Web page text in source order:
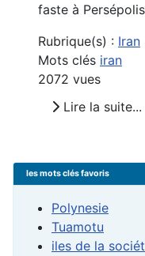
faste à
Rubrique(s) : Iran
Mots clés iran
2072 vues
Lire la suite...
les mots clés favoris
Polynesie
Tuamotu
iles de la